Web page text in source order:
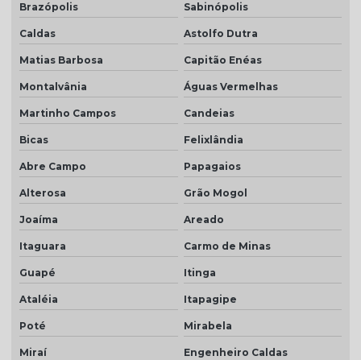
Brazópolis Sabinópolis
Caldas Astolfo Dutra
Matias Barbosa Capitão Enéas
Montalvânia Águas Vermelhas
Martinho Campos Candeias
Bicas Felixlândia
Abre Campo Papagaios
Alterosa Grão Mogol
Joaíma Areado
Itaguara Carmo de Minas
Guapé Itinga
Ataléia Itapagipe
Poté Mirabela
Miraí Engenheiro Caldas